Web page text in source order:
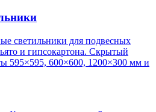
светильники для подвесных
и гипсокартона. Скрытый
595×595, 600×600, 1200×300 мм и